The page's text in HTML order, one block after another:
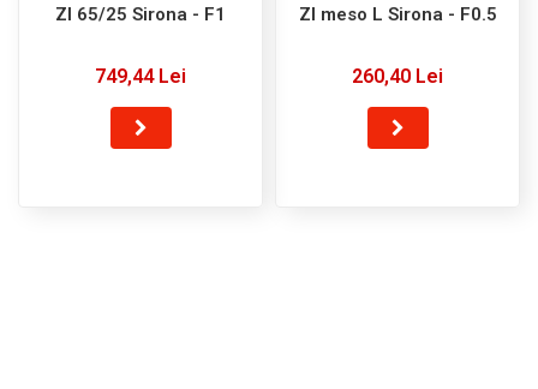
ZI 65/25 Sirona - F1
749,44 Lei
ZI meso L Sirona - F0.5
260,40 Lei